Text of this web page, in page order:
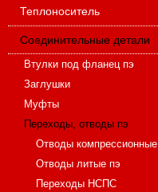
Теплоноситель
Соединительные детали
Втулки под фланец пэ
Заглушки
Муфты
Переходы, отводы пэ
Отводы компрессионные
Отводы литые пэ
Переходы НСПС